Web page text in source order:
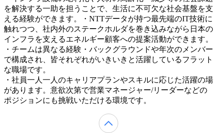
を解決する一助を担うことで、生活に不可欠な社会基盤を支
える経験ができます。・NTTデータが持つ最先端のIT技術に
触れつつ、社内外のステークホルダを巻き込みながら日本の
インフラを支えるエネルギー顧客への提案活動ができます。
・チームは異なる経験・バックグラウンドや年次のメンバー
で構成され、皆それぞれがいきいきと活躍しているフラット
な職場です。
・社員一人一人のキャリアプランやスキルに応じた活躍の場
があります。意欲次第で営業マネージャー/リーダーなどの
ポジションにも挑戦いただける環境です。